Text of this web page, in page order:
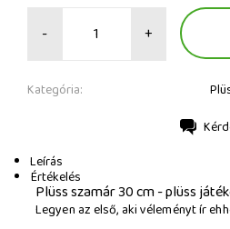
- +
Kategória:
Leírás
Értékelés
Plüss szamár 30 cm - plüss
Legyen az első, aki véleményt ír